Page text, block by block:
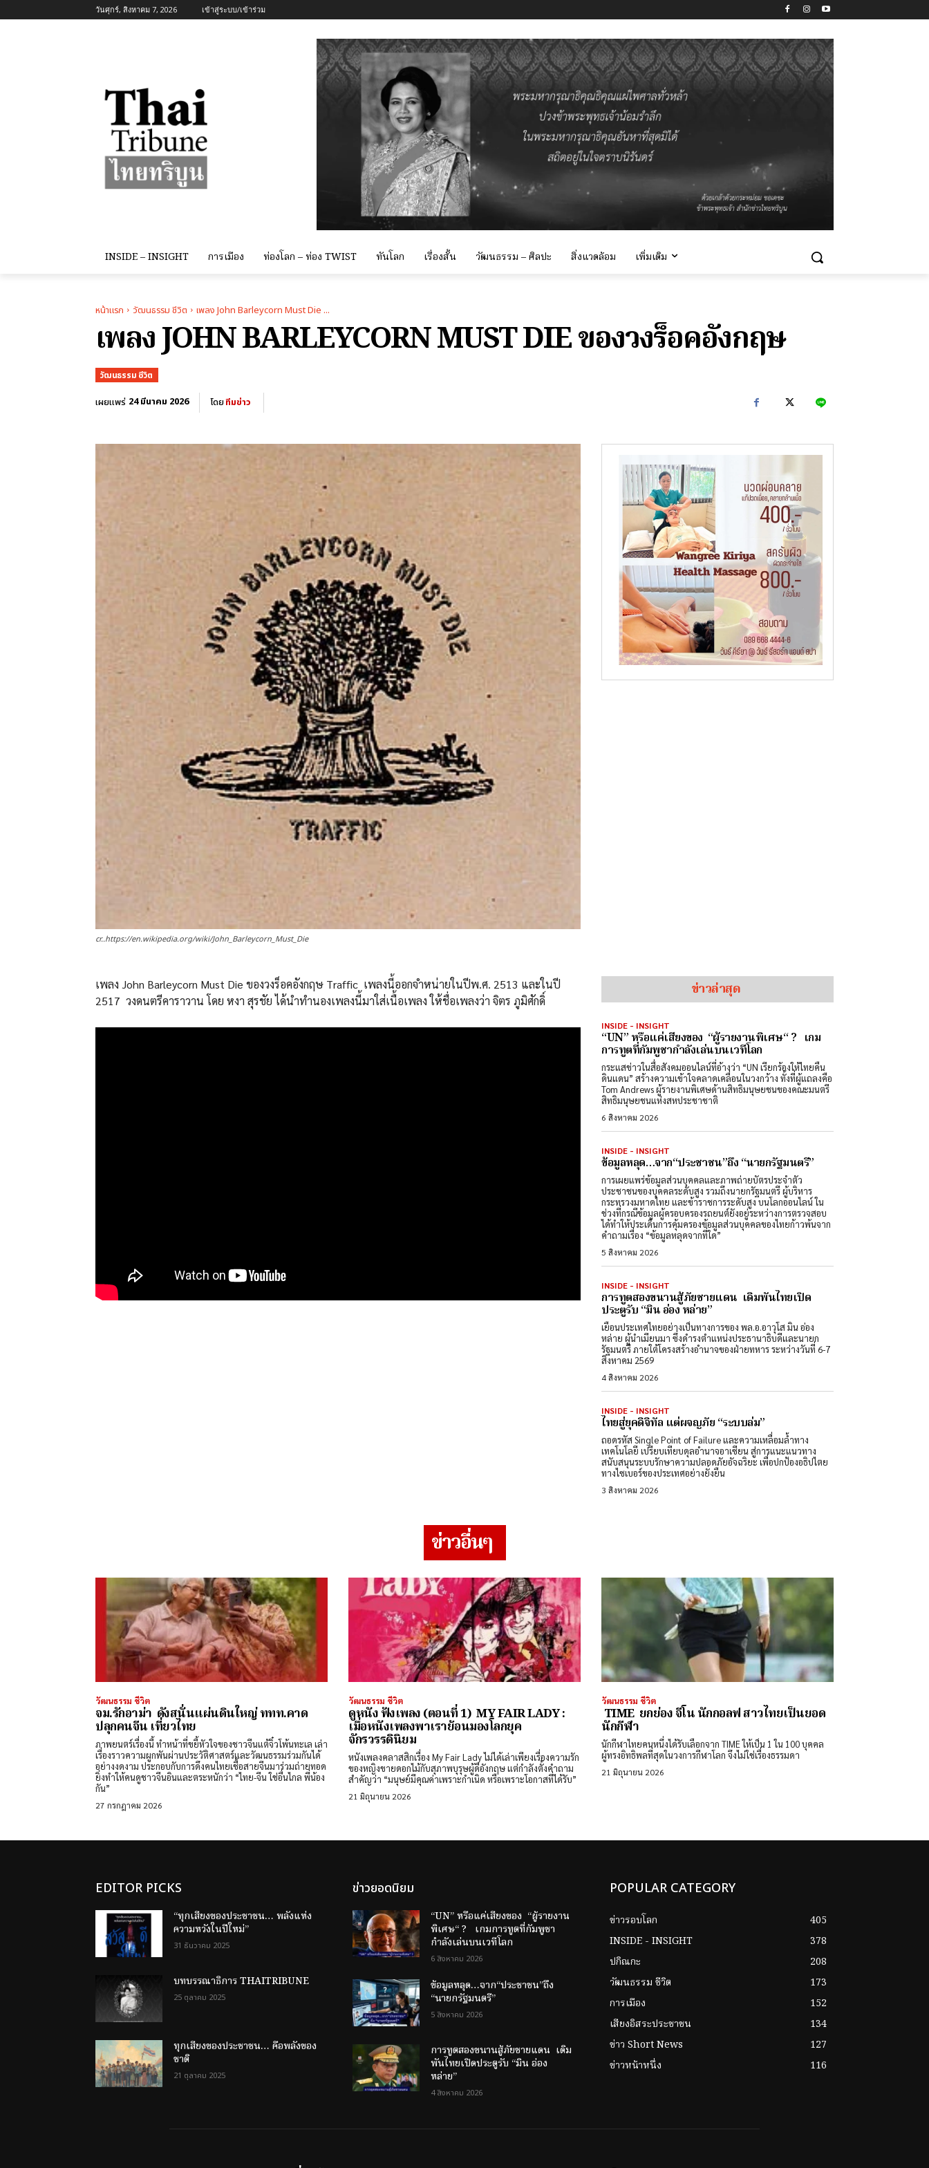
วันศุกร์, สิงหาคม 7, 2026 เข้าสู่ระบบ/เข้าร่วม
INSIDE – INSIGHT การเมือง ท่องโลก – ท่อง TWIST ทันโลก เรื่องสั้น วัฒนธรรม – ศิลปะ สิ่งแวดล้อม เพิ่มเติม
หน้าแรก วัฒนธรรม ชีวิต เพลง John Barleycorn Must Die ...
เพลง JOHN BARLEYCORN MUST DIE ของวงร็อคอังกฤษ
วัฒนธรรม ชีวิต
เผยแพร่ 24 มีนาคม 2026 โดยทีมข่าว
cr..https://en.wikipedia.org/wiki/John_Barleycorn_Must_Die
เพลง John Barleycorn Must Die ของวงร็อคอังกฤษ Traffic เพลงนี้ออกจำหน่ายในปีพ.ศ. 2513 และในปี
2517 วงดนตรีคาราวาน โดย หงา สุรชัย ได้นำทำนองเพลงนี้มาใส่เนื้อเพลง ให้ชื่อเพลงว่า จิตร ภูมิศักดิ์
ข่าวล่าสุด
INSIDE - INSIGHT
“UN” หรือแค่เสียงของ “ผู้รายงานพิเศษ“ ? เกม
การทูตที่กัมพูชากำลังเล่นบนเวทีโลก
กระแสข่าวในสื่อสังคมออนไลน์ที่อ้างว่า “UN เรียกร้องให้ไทยคืน
ดินแดน” สร้างความเข้าใจคลาดเคลื่อนในวงกว้าง ทั้งที่ผู้แถลงคือ
Tom Andrews ผู้รายงานพิเศษด้านสิทธิมนุษยชนของคณะมนตรี
สิทธิมนุษยชนแห่งสหประชาชาติ
6 สิงหาคม 2026
INSIDE - INSIGHT
ข้อมูลหลุด…จาก“ประชาชน”ถึง “นายกรัฐมนตรี”
การเผยแพร่ข้อมูลส่วนบุคคลและภาพถ่ายบัตรประจำตัว
ประชาชนของบุคคลระดับสูง รวมถึงนายกรัฐมนตรี ผู้บริหาร
กระทรวงมหาดไทย และข้าราชการระดับสูง บนโลกออนไลน์ ใน
ช่วงที่กรณีข้อมูลผู้ครอบครองรถยนต์ยังอยู่ระหว่างการตรวจสอบ
ได้ทำให้ประเด็นการคุ้มครองข้อมูลส่วนบุคคลของไทยก้าวพ้นจาก
คำถามเรื่อง “ข้อมูลหลุดจากที่ใด”
5 สิงหาคม 2026
INSIDE - INSIGHT
การทูตสองขนานสู้ภัยชายแดน เดิมพันไทยเปิด
ประตูรับ “มิน อ่อง หล่าย”
เยือนประเทศไทยอย่างเป็นทางการของ พล.อ.อาวุโส มิน อ่อง
หล่าย ผู้นำเมียนมา ซึ่งดำรงตำแหน่งประธานาธิบดีและนายก
รัฐมนตรี ภายใต้โครงสร้างอำนาจของฝ่ายทหาร ระหว่างวันที่ 6-7
สิงหาคม 2569
4 สิงหาคม 2026
INSIDE - INSIGHT
ไทยสู่ยุคดิจิทัล แต่ผจญภัย “ระบบล่ม”
ถอดรหัส Single Point of Failure และความเหลื่อมล้ำทาง
เทคโนโลยี เปรียบเทียบดุลอำนาจอาเซียน สู่การแนะแนวทาง
สนับสนุนระบบรักษาความปลอดภัยอัจฉริยะ เพื่อปกป้องอธิปไตย
ทางไซเบอร์ของประเทศอย่างยั่งยืน
3 สิงหาคม 2026
ข่าวอื่นๆ
วัฒนธรรม ชีวิต
จม.รักอาม่า ดังสนั่นแผ่นดินใหญ่ ททท.คาด
ปลุกคนจีน เที่ยวไทย
ภาพยนตร์เรื่องนี้ ทำหน้าที่ขยี้หัวใจของชาวจีนแต้จิ๋วโพ้นทะเล เล่า
เรื่องราวความผูกพันผ่านประวัติศาสตร์และวัฒนธรรมร่วมกันได้
อย่างงดงาม ประกอบกับการดึงคนไทยเชื้อสายจีนมาร่วมถ่ายทอด
ยิ่งทำให้คนดูชาวจีนอินและตระหนักว่า “ไทย-จีน ใช่อื่นไกล พี่น้อง
กัน”
27 กรกฎาคม 2026
วัฒนธรรม ชีวิต
ดูหนัง ฟังเพลง (ตอนที่ 1) MY FAIR LADY :
เมื่อหนังเพลงพาเราย้อนมองโลกยุค
จักรวรรดินิยม
หนังเพลงคลาสสิกเรื่อง My Fair Lady ไม่ได้เล่าเพียงเรื่องความรัก
ของหญิงขายดอกไม้กับสุภาพบุรุษผู้ดีอังกฤษ แต่กำลังตั้งคำถาม
สำคัญว่า “มนุษย์มีคุณค่าเพราะกำเนิด หรือเพราะโอกาสที่ได้รับ”
21 มิถุนายน 2026
วัฒนธรรม ชีวิต
TIME ยกย่อง จีโน นักกอลฟ สาวไทยเป็นยอด
นักกีฬา
นักกีฬาไทยคนหนึ่งได้รับเลือกจาก TIME ให้เป็น 1 ใน 100 บุคคล
ผู้ทรงอิทธิพลที่สุดในวงการกีฬาโลก จึงไม่ใช่เรื่องธรรมดา
21 มิถุนายน 2026
EDITOR PICKS
“ทุกเสียงของประชาชน… พลังแห่ง
ความหวังในปีใหม่”
31 ธันวาคม 2025
บทบรรณาธิการ THAITRIBUNE
25 ตุลาคม 2025
ทุกเสียงของประชาชน… คือพลังของ
ชาติ
21 ตุลาคม 2025
ข่าวยอดนิยม
“UN” หรือแค่เสียงของ “ผู้รายงาน
พิเศษ“ ? เกมการทูตที่กัมพูชา
กำลังเล่นบนเวทีโลก
6 สิงหาคม 2026
ข้อมูลหลุด…จาก“ประชาชน”ถึง
“นายกรัฐมนตรี”
5 สิงหาคม 2026
การทูตสองขนานสู้ภัยชายแดน เดิม
พันไทยเปิดประตูรับ “มิน อ่อง
หล่าย”
4 สิงหาคม 2026
POPULAR CATEGORY
ข่าวรอบโลก
405
INSIDE - INSIGHT
378
ปกิณกะ
208
วัฒนธรรม ชีวิต
173
การเมือง
152
เสียงอิสระประชาชน
134
ข่าว Short News
127
ข่าวหน้าหนึ่ง
116